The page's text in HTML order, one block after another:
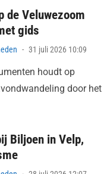
de Veluwezoom
gids
Posted
31 juli 2026 10:09
houdt op
door het
Biljoen in Velp,